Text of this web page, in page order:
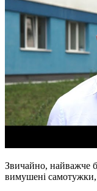
Звичайно, найважче
вимушені